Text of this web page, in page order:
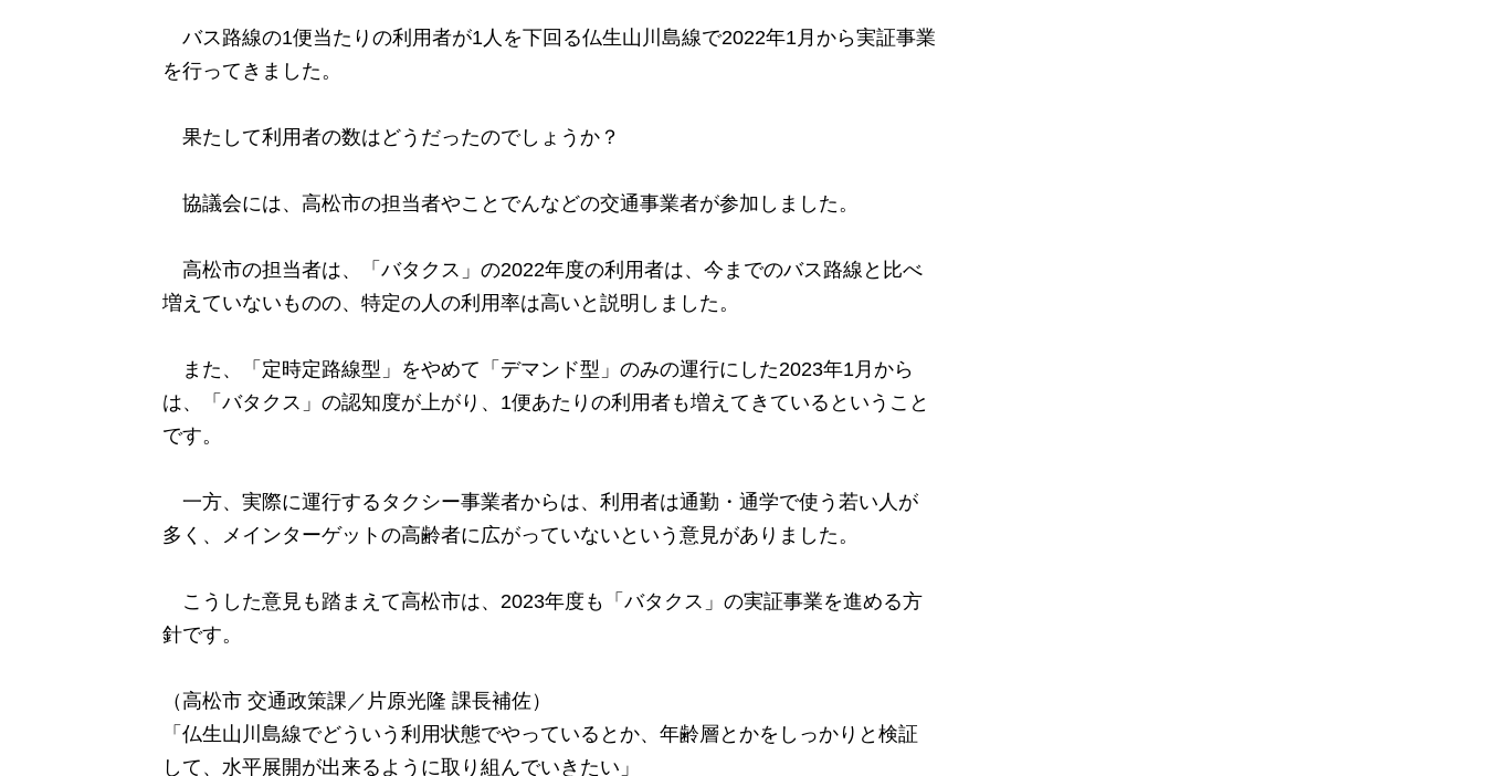
バス路線の1便当たりの利用者が1人を下回る仏生山川島線で2022年1月から実証事業
を行ってきました。
果たして利用者の数はどうだったのでしょうか？
協議会には、高松市の担当者やことでんなどの交通事業者が参加しました。
高松市の担当者は、「バタクス」の2022年度の利用者は、今までのバス路線と比べ
増えていないものの、特定の人の利用率は高いと説明しました。
また、「定時定路線型」をやめて「デマンド型」のみの運行にした2023年1月から
は、「バタクス」の認知度が上がり、1便あたりの利用者も増えてきているということ
です。
一方、実際に運行するタクシー事業者からは、利用者は通勤・通学で使う若い人が
多く、メインターゲットの高齢者に広がっていないという意見がありました。
こうした意見も踏まえて高松市は、2023年度も「バタクス」の実証事業を進める方
針です。
（高松市 交通政策課／片原光隆 課長補佐）
「仏生山川島線でどういう利用状態でやっているとか、年齢層とかをしっかりと検証
して、水平展開が出来るように取り組んでいきたい」